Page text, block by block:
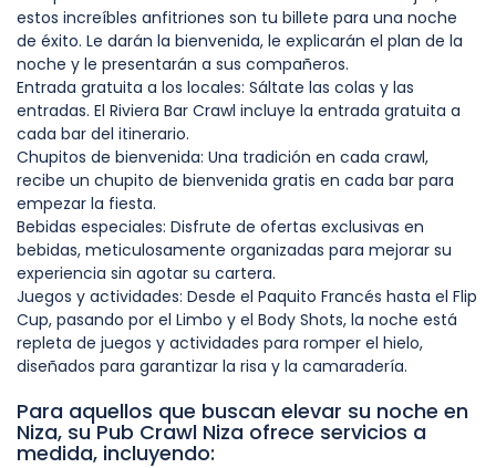
estos increíbles anfitriones son tu billete para una noche
de éxito. Le darán la bienvenida, le explicarán el plan de la
noche y le presentarán a sus compañeros.
Entrada gratuita a los locales: Sáltate las colas y las
entradas. El Riviera Bar Crawl incluye la entrada gratuita a
cada bar del itinerario.
Chupitos de bienvenida: Una tradición en cada crawl,
recibe un chupito de bienvenida gratis en cada bar para
empezar la fiesta.
Bebidas especiales: Disfrute de ofertas exclusivas en
bebidas, meticulosamente organizadas para mejorar su
experiencia sin agotar su cartera.
Juegos y actividades: Desde el Paquito Francés hasta el Flip
Cup, pasando por el Limbo y el Body Shots, la noche está
repleta de juegos y actividades para romper el hielo,
diseñados para garantizar la risa y la camaradería.
Para aquellos que buscan elevar su noche en
Niza, su Pub Crawl Niza ofrece servicios a
medida, incluyendo: